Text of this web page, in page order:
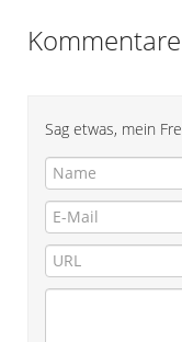
Kommentare
Sag etwas, mein